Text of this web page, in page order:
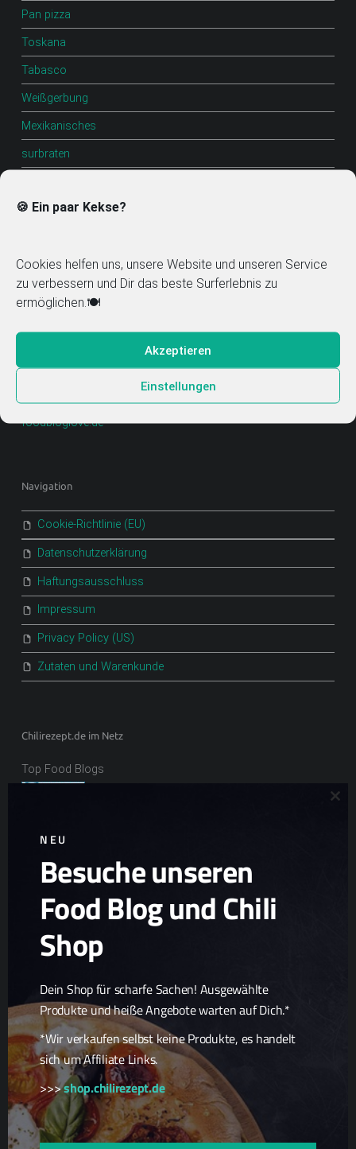
🍪 Ein paar Kekse?
Cookies helfen uns, unsere Website und unseren Service
zu verbessern und Dir das beste Surferlebnis zu
ermöglichen.🍽️
Akzeptieren
Einstellungen
Scharfe Rezepte und mehr | Chilirezept.de
Pan pizza
Toskana
Tabasco
Weißgerbung
Mexikanisches
surbraten
Chili li con carne
Chili con carne
Mitglied im Food Blog Verzeichnis
foodbloglove.de
Navigation
Cookie-Richtlinie (EU)
Datenschutzerklärung
Haftungsausschluss
Impressum
Privacy Policy (US)
Zutaten und Warenkunde
Chilirezept.de im Netz
Top Food Blogs
Chili Samen
Scharfe Snacks
Scharfe Spezialitäten
NEU
Besuche unseren
Food Blog und Chili
Shop
Dein Shop für scharfe Sachen! Ausgewählte
Produkte und heiße Angebote warten auf Dich.*
*Wir verkaufen selbst keine Produkte, es handelt
sich um Affiliate Links.
>>>shop.chilirezept.de